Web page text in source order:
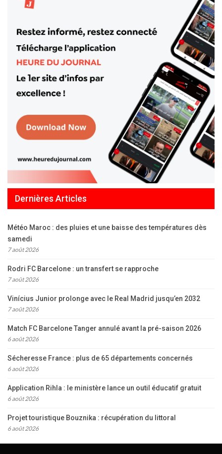
Dernières Articles
Météo Maroc : des pluies et une baisse des températures dès
samedi
7 août 2026
Rodri FC Barcelone : un transfert se rapproche
7 août 2026
Vinícius Junior prolonge avec le Real Madrid jusqu’en 2032
7 août 2026
Match FC Barcelone Tanger annulé avant la pré-saison 2026
6 août 2026
Sécheresse France : plus de 65 départements concernés
6 août 2026
Application Rihla : le ministère lance un outil éducatif gratuit
6 août 2026
Projet touristique Bouznika : récupération du littoral
6 août 2026